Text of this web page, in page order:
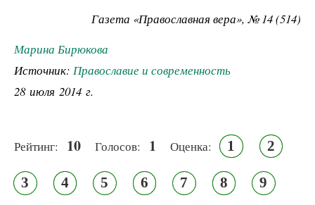
Газета «Православная вера», № 14 (514)
Марина Бирюкова
Источник: Православие и современность
28 июля 2014 г.
Рейтинг: 10 Голосов: 1 Оценка: 1 2
3 4 5 6 7 8 9